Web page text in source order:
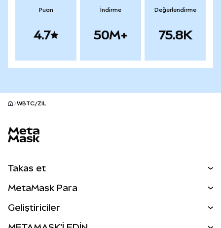
Puan
4.7
İndirme
50M+
Değerlendirme
75.8K
WBTC/ZIL
Takas et
Perps
MetaMask Para
Geliştiriciler